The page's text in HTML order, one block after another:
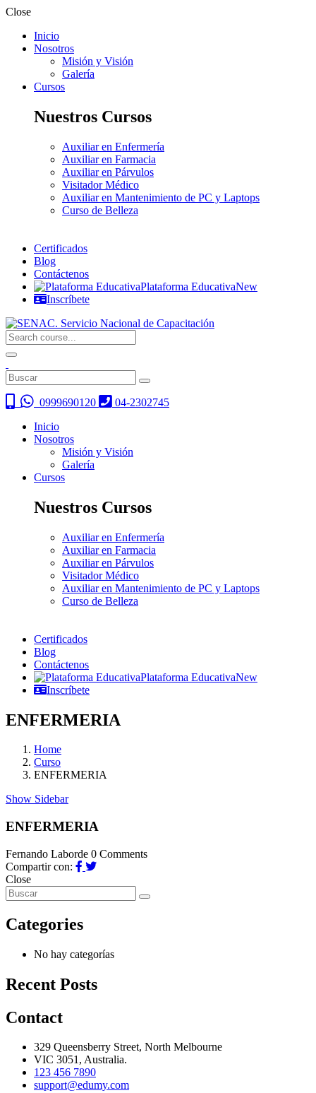
Close
Inicio
Nosotros
Misión y Visión
Galería
Cursos
Nuestros Cursos
Auxiliar en Enfermería
Auxiliar en Farmacia
Auxiliar en Párvulos
Visitador Médico
Auxiliar en Mantenimiento de PC y Laptops
Curso de Belleza
Certificados
Blog
Contáctenos
Plataforma EducativaNew
Inscríbete
0999690120
04-2302745
Inicio
Nosotros
Misión y Visión
Galería
Cursos
Nuestros Cursos
Auxiliar en Enfermería
Auxiliar en Farmacia
Auxiliar en Párvulos
Visitador Médico
Auxiliar en Mantenimiento de PC y Laptops
Curso de Belleza
Certificados
Blog
Contáctenos
Plataforma EducativaNew
Inscríbete
ENFERMERIA
Home
Curso
ENFERMERIA
Show Sidebar
ENFERMERIA
Fernando Laborde 0 Comments
Compartir con:
Close
Categories
No hay categorías
Recent Posts
Contact
329 Queensberry Street, North Melbourne
VIC 3051, Australia.
123 456 7890
support@edumy.com